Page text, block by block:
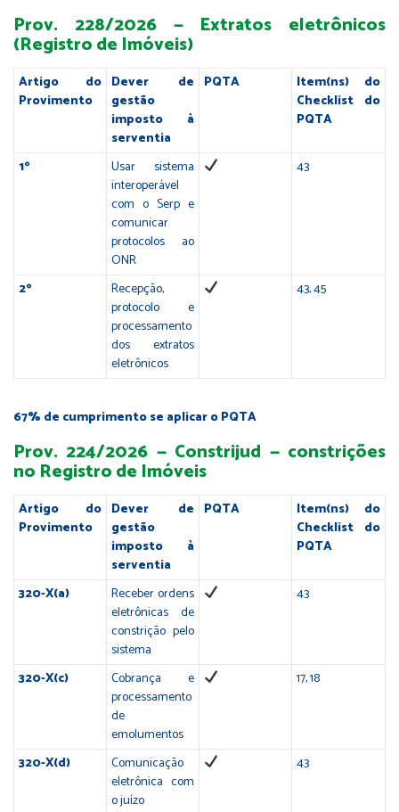
Prov. 228/2026 — Extratos eletrônicos
(Registro de Imóveis)
Artigo do
Provimento
Dever de
gestão
imposto à
serventia
PQTA
Item(ns) do
Checklist do
PQTA
1º
Usar sistema
interoperável
com o Serp e
comunicar
protocolos ao
ONR
43
2º
Recepção,
protocolo e
processamento
dos extratos
eletrônicos
43, 45
67% de cumprimento se aplicar o PQTA
Prov. 224/2026 — Constrijud — constrições
no Registro de Imóveis
Artigo do
Provimento
Dever de
gestão
imposto à
serventia
PQTA
Item(ns) do
Checklist do
PQTA
320-X(a)
Receber ordens
eletrônicas de
constrição pelo
sistema
43
320-X(c)
Cobrança e
processamento
de
emolumentos
17, 18
320-X(d)
Comunicação
eletrônica com
o juízo
43